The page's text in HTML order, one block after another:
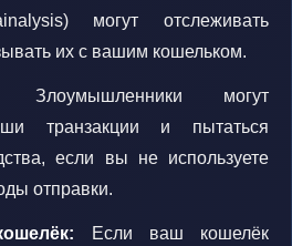
могут отслеживать
их с вашим кошельком.
Злоумышленники могут
транзакции и пытаться
если вы не используете
отправки.
Если ваш кошелёк